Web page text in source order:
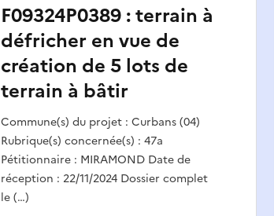
F09324P0389 : terrain à
défricher en vue de
création de 5 lots de
terrain à bâtir
Commune(s) du projet : Curbans (04)
Rubrique(s) concernée(s) : 47a
Pétitionnaire : MIRAMOND Date de
réception : 22/11/2024 Dossier complet
le (…)